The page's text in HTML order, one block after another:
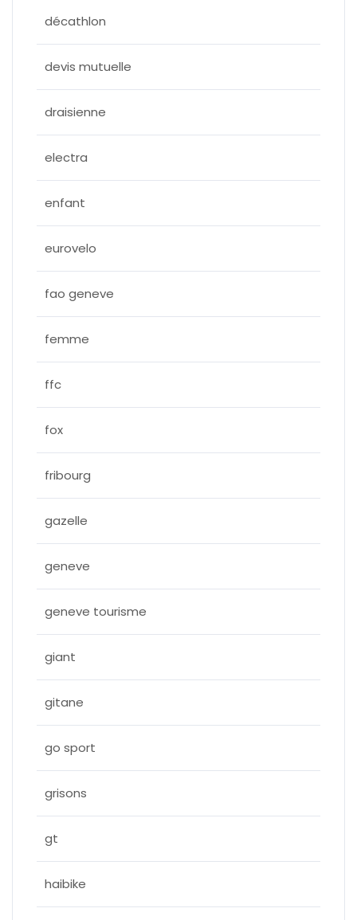
décathlon
devis mutuelle
draisienne
electra
enfant
eurovelo
fao geneve
femme
ffc
fox
fribourg
gazelle
geneve
geneve tourisme
giant
gitane
go sport
grisons
gt
haibike